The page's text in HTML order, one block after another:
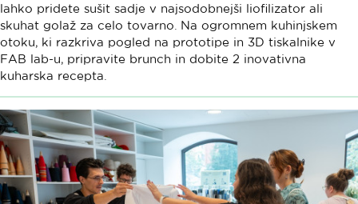
lahko pridete sušit sadje v najsodobnejši liofilizator ali
skuhat golaž za celo tovarno. Na ogromnem kuhinjskem
otoku, ki razkriva pogled na prototipe in 3D tiskalnike v
FAB lab-u, pripravite brunch in dobite 2 inovativna
kuharska recepta.